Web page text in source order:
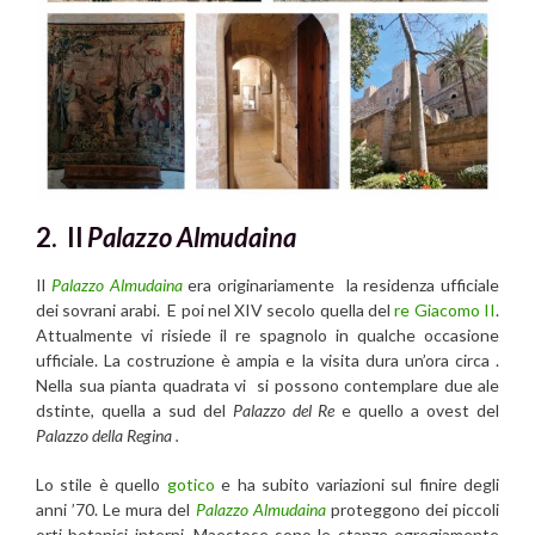
2. IlPalazzo Almudaina
Il Palazzo Almudainaera originariamente la residenza ufficiale
dei sovrani arabi. E poi nel XIV secolo quella delre Giacomo II.
Attualmente vi risiede il re spagnolo in qualche occasione
ufficiale. La costruzione è ampia e la visita dura un’ora circa .
Nella sua pianta quadrata vi si possono contemplare due ale
dstinte, quella a sud del Palazzo del Re e quello a ovest del
Palazzo della Regina .
Lo stile è quello gotico e ha subito variazioni sul finire degli
anni ’70. Le mura del Palazzo Almudainaproteggono dei piccoli